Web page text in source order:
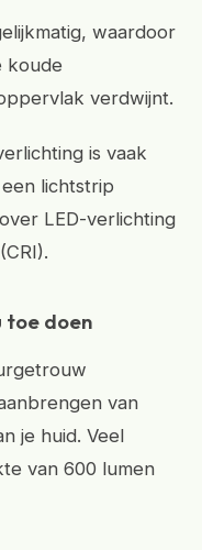
waardoor
koude
verdwijnt.
is vaak
lichtstrip
LED-verlichting
toe doen
van
je huid. Veel
van 600 lumen